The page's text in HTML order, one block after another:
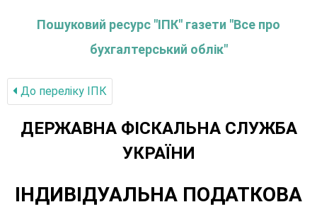
Пошуковий ресурс "ІПК" газети "Все про
бухгалтерський облік"
До переліку IПК
ДЕРЖАВНА ФІСКАЛЬНА СЛУЖБА
УКРАЇНИ
ІНДИВІДУАЛЬНА ПОДАТКОВА